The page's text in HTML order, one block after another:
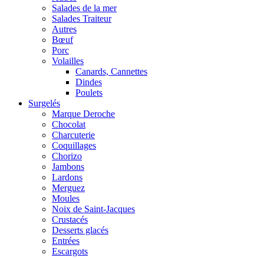
Salades de la mer
Salades Traiteur
Autres
Bœuf
Porc
Volailles
Canards, Cannettes
Dindes
Poulets
Surgelés
Marque Deroche
Chocolat
Charcuterie
Coquillages
Chorizo
Jambons
Lardons
Merguez
Moules
Noix de Saint-Jacques
Crustacés
Desserts glacés
Entrées
Escargots